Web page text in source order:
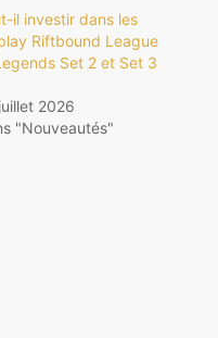
il investir dans les
Riftbound League
Set 2 et Set 3
2026
"Nouveautés"